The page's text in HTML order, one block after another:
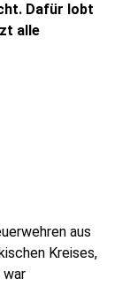
Dafür lobt
alle
aus
Kreises,
war